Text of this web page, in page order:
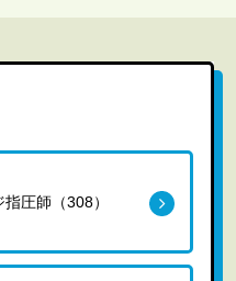
圧師（308）